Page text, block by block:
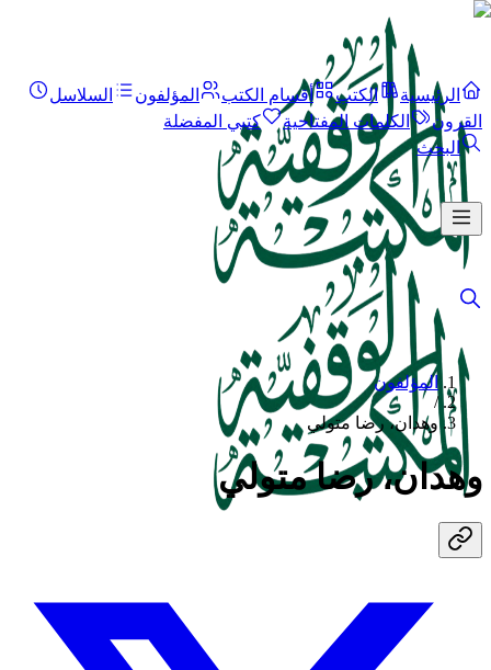
الرئيسية الكتب أقسام الكتب المؤلفون
السلاسل
القرون
الكلمات المفتاحية
كتبي المفضلة
البحث
المؤلفون
/
وهدان، رضا متولي
وهدان، رضا متولي